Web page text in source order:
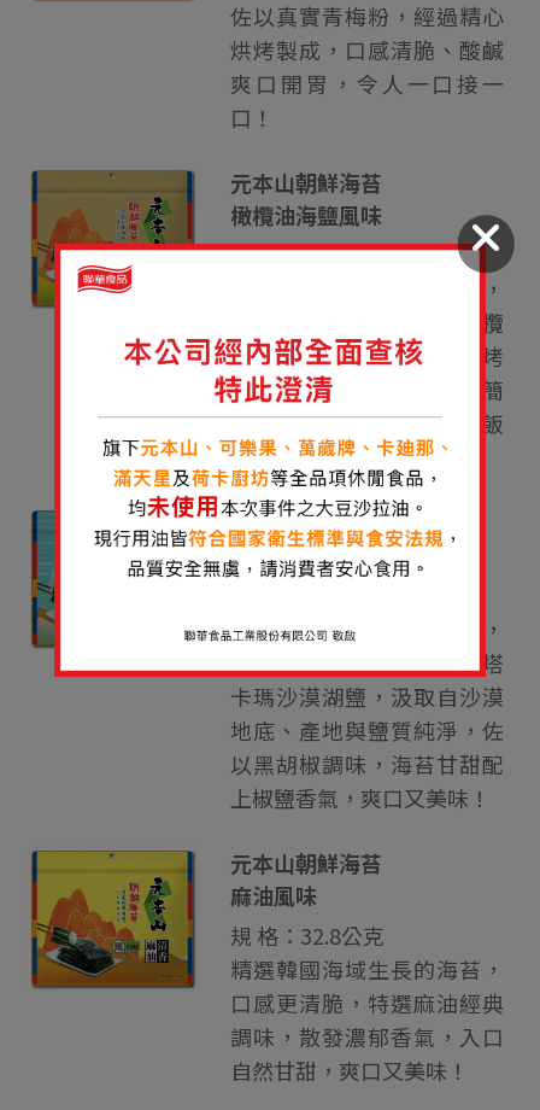
佐以真實青梅粉，經過精心
烘烤製成，口感清脆、酸鹹
爽口開胃，令人一口接一
口！
元本山朝鮮海苔
橄欖油海鹽風味
規 格：32.8公克
精選韓國海域的優質海苔，
採用西班牙特級初榨橄欖
油、佐以日本赤穗海鹽烘烤
製成，高品質用料，讓您簡
單鹽味吃出不簡單!單吃配飯
都對味！
元本山朝鮮海苔
湖鹽風味
精選韓國海域生長的海苔，
口感更清脆，添加智利阿塔
卡瑪沙漠湖鹽，汲取自沙漠
地底、產地與鹽質純淨，佐
以黑胡椒調味，海苔甘甜配
上椒鹽香氣，爽口又美味！
元本山朝鮮海苔
麻油風味
規 格：32.8公克
精選韓國海域生長的海苔，
口感更清脆，特選麻油經典
調味，散發濃郁香氣，入口
自然甘甜，爽口又美味！